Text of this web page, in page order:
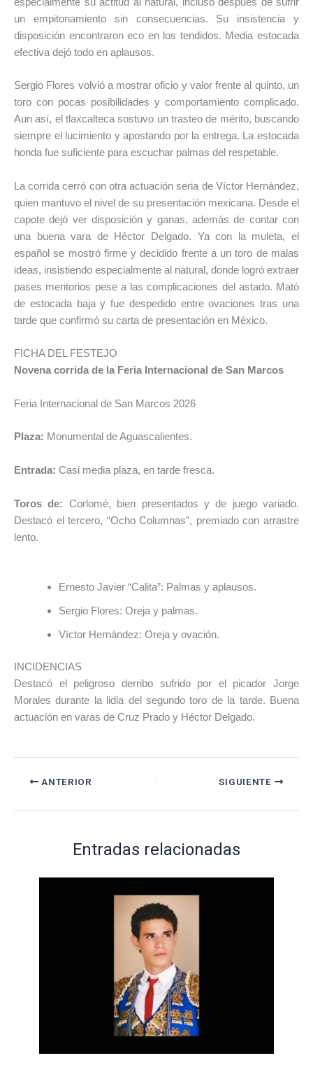
un empitonamiento sin consecuencias. Su insistencia y
disposición encontraron eco en los tendidos. Media estocada
efectiva dejó todo en aplausos.
Sergio Flores volvió a mostrar oficio y valor frente al quinto, un
toro con pocas posibilidades y comportamiento complicado.
Aun así, el tlaxcalteca sostuvo un trasteo de mérito, buscando
siempre el lucimiento y apostando por la entrega. La estocada
honda fue suficiente para escuchar palmas del respetable.
La corrida cerró con otra actuación seria de Víctor Hernández,
quien mantuvo el nivel de su presentación mexicana. Desde el
capote dejó ver disposición y ganas, además de contar con
una buena vara de Héctor Delgado. Ya con la muleta, el
español se mostró firme y decidido frente a un toro de malas
ideas, insistiendo especialmente al natural, donde logró extraer
pases meritorios pese a las complicaciones del astado. Mató
de estocada baja y fue despedido entre ovaciones tras una
tarde que confirmó su carta de presentación en México.
FICHA DEL FESTEJO
Novena corrida de la Feria Internacional de San Marcos
Feria Internacional de San Marcos 2026
Plaza: Monumental de Aguascalientes.
Entrada: Casi media plaza, en tarde fresca.
Toros de: Corlomé, bien presentados y de juego variado.
Destacó el tercero, “Ocho Columnas”, premiado con arrastre
lento.
Ernesto Javier “Calita”: Palmas y aplausos.
Sergio Flores: Oreja y palmas.
Víctor Hernández: Oreja y ovación.
INCIDENCIAS
Destacó el peligroso derribo sufrido por el picador Jorge
Morales durante la lidia del segundo toro de la tarde. Buena
actuación en varas de Cruz Prado y Héctor Delgado.
ANTERIOR SIGUIENTE
Entradas relacionadas